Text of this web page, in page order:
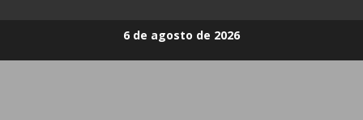
6 de agosto de 2026